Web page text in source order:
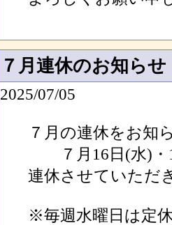
７月連休のお知らせ
2025/07/05
７月の連休をお知
７月16日(水)・
連休させていただ
※毎週水曜日は定